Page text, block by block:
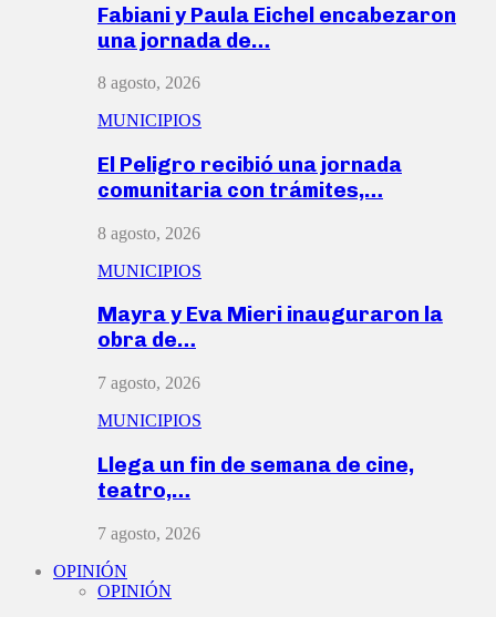
Fabiani y Paula Eichel encabezaron
una jornada de…
8 agosto, 2026
MUNICIPIOS
El Peligro recibió una jornada
comunitaria con trámites,…
8 agosto, 2026
MUNICIPIOS
Mayra y Eva Mieri inauguraron la
obra de…
7 agosto, 2026
MUNICIPIOS
Llega un fin de semana de cine,
teatro,…
7 agosto, 2026
OPINIÓN
OPINIÓN